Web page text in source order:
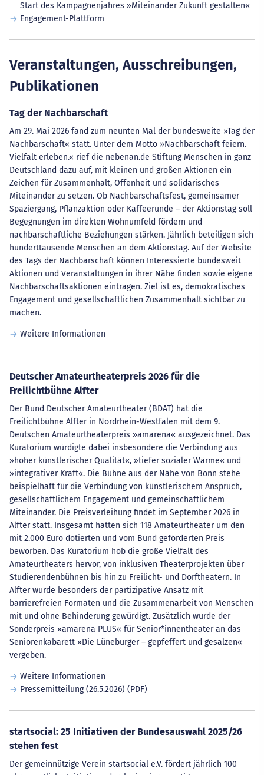
Start des Kampagnenjahres »Miteinander Zukunft gestalten«
Engagement-Plattform
Veranstaltungen, Ausschreibungen,
Publikationen
Tag der Nachbarschaft
Am 29. Mai 2026 fand zum neunten Mal der bundesweite »Tag der
Nachbarschaft« statt. Unter dem Motto »Nachbarschaft feiern.
Vielfalt erleben.« rief die nebenan.de Stiftung Menschen in ganz
Deutschland dazu auf, mit kleinen und großen Aktionen ein
Zeichen für Zusammenhalt, Offenheit und solidarisches
Miteinander zu setzen. Ob Nachbarschaftsfest, gemeinsamer
Spaziergang, Pflanzaktion oder Kaffeerunde – der Aktionstag soll
Begegnungen im direkten Wohnumfeld fördern und
nachbarschaftliche Beziehungen stärken. Jährlich beteiligen sich
hunderttausende Menschen an dem Aktionstag. Auf der Website
des Tags der Nachbarschaft können Interessierte bundesweit
Aktionen und Veranstaltungen in ihrer Nähe finden sowie eigene
Nachbarschaftsaktionen eintragen. Ziel ist es, demokratisches
Engagement und gesellschaftlichen Zusammenhalt sichtbar zu
machen.
Weitere Informationen
Deutscher Amateurtheaterpreis 2026 für die
Freilichtbühne Alfter
Der Bund Deutscher Amateurtheater (BDAT) hat die
Freilichtbühne Alfter in Nordrhein-Westfalen mit dem 9.
Deutschen Amateurtheaterpreis »amarena« ausgezeichnet. Das
Kuratorium würdigte dabei insbesondere die Verbindung aus
»hoher künstlerischer Qualität«, »tiefer sozialer Wärme« und
»integrativer Kraft«. Die Bühne aus der Nähe von Bonn stehe
beispielhaft für die Verbindung von künstlerischem Anspruch,
gesellschaftlichem Engagement und gemeinschaftlichem
Miteinander. Die Preisverleihung findet im September 2026 in
Alfter statt. Insgesamt hatten sich 118 Amateurtheater um den
mit 2.000 Euro dotierten und vom Bund geförderten Preis
beworben. Das Kuratorium hob die große Vielfalt des
Amateurtheaters hervor, von inklusiven Theaterprojekten über
Studierendenbühnen bis hin zu Freilicht- und Dorftheatern. In
Alfter wurde besonders der partizipative Ansatz mit
barrierefreien Formaten und die Zusammenarbeit von Menschen
mit und ohne Behinderung gewürdigt. Zusätzlich wurde der
Sonderpreis »amarena PLUS« für Senior*innentheater an das
Seniorenkabarett »Die Lüneburger – gepfeffert und gesalzen«
vergeben.
Weitere Informationen
Pressemitteilung (26.5.2026) (PDF)
startsocial: 25 Initiativen der Bundesauswahl 2025/26
stehen fest
Der gemeinnützige Verein startsocial e.V. fördert jährlich 100